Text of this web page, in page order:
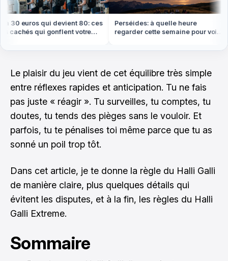
euros qui devient 80: ces
qui gonflent votre
Perséides: à quelle heure
regarder cette semaine pour voir
Le plaisir du jeu vient de cet équilibre très simple
entre réflexes rapides et anticipation. Tu ne fais
pas juste « réagir ». Tu surveilles, tu comptes, tu
doutes, tu tends des pièges sans le vouloir. Et
parfois, tu te pénalises toi même parce que tu as
sonné un poil trop tôt.
Dans cet article, je te donne la règle du Halli Galli
de manière claire, plus quelques détails qui
évitent les disputes, et à la fin, les règles du Halli
Galli Extreme.
Sommaire